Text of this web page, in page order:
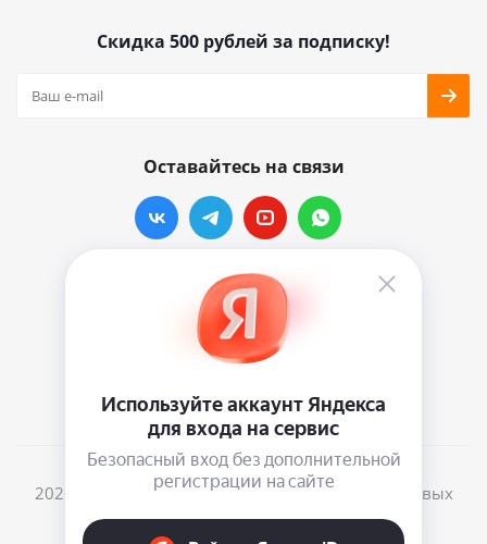
Скидка 500 рублей за подписку!
Оставайтесь на связи
Наши контакты
info@vinylmarkt.ru
2026 © Винилмаркт - интернет-магазин виниловых
пластинок